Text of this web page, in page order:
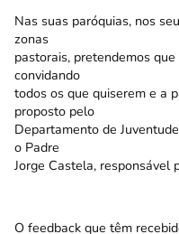
Nas suas paróquias, nos
zonas
pastorais, pretendemos
convidando
todos os que quiserem e a
proposto pelo
Departamento de
o Padre
Jorge Castela, responsável
O feedback que têm